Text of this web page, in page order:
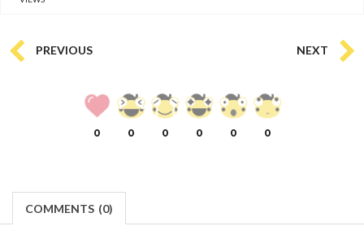
PREVIOUS NEXT
0 0 0 0 0 0
COMMENTS (0)